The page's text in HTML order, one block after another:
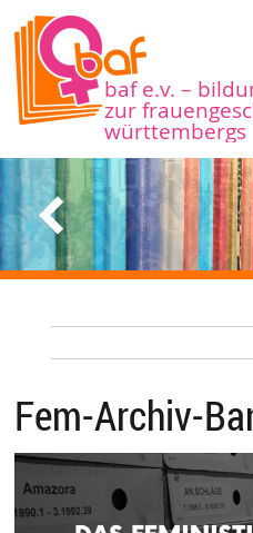
baf e.v. –
zur
württembergs
Fem-Archiv-